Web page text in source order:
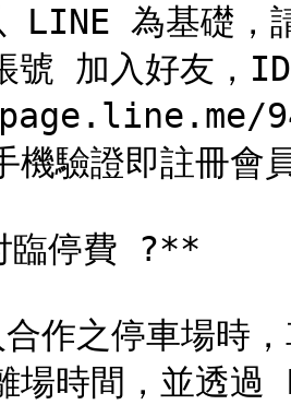
LINE 為基礎，
號 加入好友
機驗證即註冊
臨停費 ?**
作之停車場時
場時間，並透